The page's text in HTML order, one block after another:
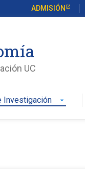
ADMISIÓN
UC
Investigación arrow_drop_down